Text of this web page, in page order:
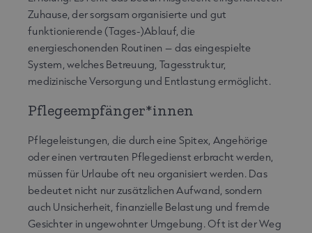
Zuhause, der sorgsam organisierte und gut
funktionierende (Tages-)Ablauf, die
energieschonenden Routinen – das eingespielte
System, welches Betreuung, Tagesstruktur,
medizinische Versorgung und Entlastung ermöglicht.
Pflegeempfänger*innen
Pflegeleistungen, die durch eine Spitex, Angehörige
oder einen vertrauten Pflegedienst erbracht werden,
müssen für Urlaube oft neu organisiert werden. Das
bedeutet nicht nur zusätzlichen Aufwand, sondern
auch Unsicherheit, finanzielle Belastung und fremde
Gesichter in ungewohnter Umgebung. Oft ist der Weg